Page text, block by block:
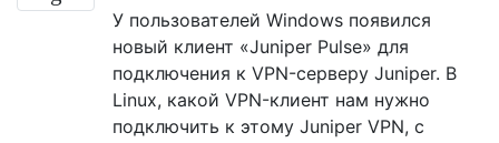
У пользователей Windows появился
новый клиент «Juniper Pulse» для
подключения к VPN-серверу Juniper. В
Linux, какой VPN-клиент нам нужно
подключить к этому Juniper VPN, с